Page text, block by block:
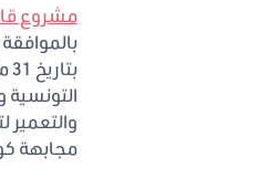
مشروع قانون
التونسية
والتعمير
مجابهة